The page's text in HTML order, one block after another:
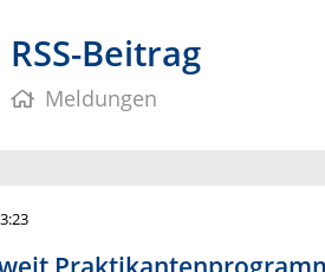
RSS-Beitrag
Meldungen